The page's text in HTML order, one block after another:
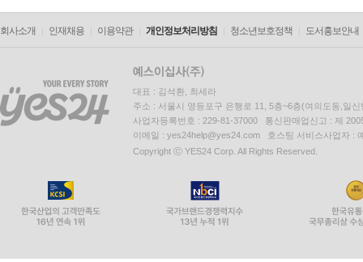
회사소개 인재채용 이용약관 개인정보처리방침 청소년보호정책 도서홍보안내
대표 : 김석환, 최세라
주소 : 서울시 영등포구 은행로 11, 5층~6층(여의도동,일신
사업자등록번호 : 229-81-37000 통신판매업신고 : 제
이메일 : yes24help@yes24.com 호스팅 서비스사업자 :
Copyright ⓒ YES24 Corp. All Rights Reserved.